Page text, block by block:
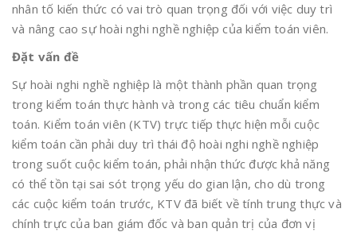
nhân tố kiến thức có vai trò quan trọng đối với việc duy trì
và nâng cao sự hoài nghi nghề nghiệp của kiểm toán viên.
Đặt vấn đề
Sự hoài nghi nghề nghiệp là một thành phần quan trọng
trong kiểm toán thực hành và trong các tiêu chuẩn kiểm
toán. Kiểm toán viên (KTV) trực tiếp thực hiện mỗi cuộc
kiểm toán cần phải duy trì thái độ hoài nghi nghề nghiệp
trong suốt cuộc kiểm toán, phải nhận thức được khả năng
có thể tồn tại sai sót trọng yếu do gian lận, cho dù trong
các cuộc kiểm toán trước, KTV đã biết về tính trung thực và
chính trực của ban giám đốc và ban quản trị của đơn vị